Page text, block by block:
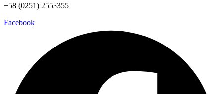
+58 (0251) 2553355
Facebook